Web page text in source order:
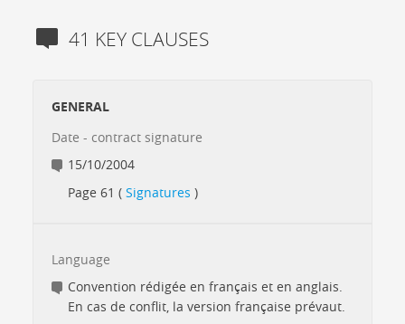
41 KEY CLAUSES
GENERAL
Date - contract signature
15/10/2004
Page 61 ( Signatures )
Language
Convention rédigée en français et en anglais.
En cas de conflit, la version française prévaut.